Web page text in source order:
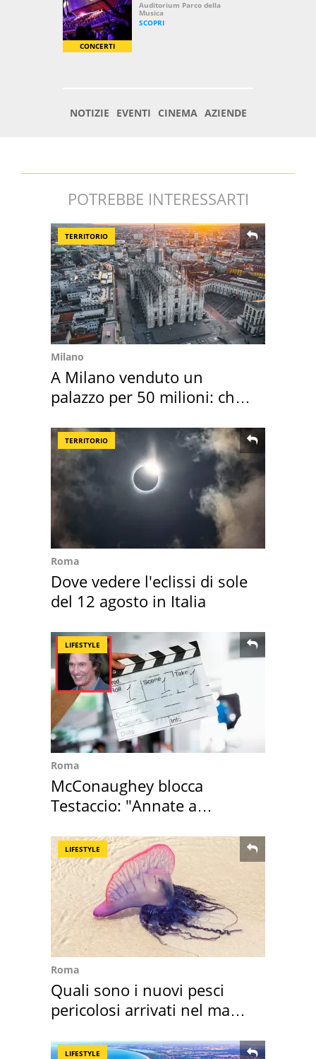
POTREBBE INTERESSARTI
TERRITORIO
Milano
A Milano venduto un
palazzo per 50 milioni: chi
TERRITORIO
Roma
Dove vedere l'eclissi di sole
del 12 agosto in Italia
LIFESTYLE
Roma
McConaughey blocca
Testaccio: "Annate a
LIFESTYLE
Roma
Quali sono i nuovi pesci
pericolosi arrivati nel mar
LIFESTYLE